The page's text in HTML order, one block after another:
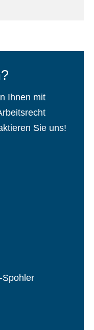
Ihnen mit
Sie uns!
Spohler